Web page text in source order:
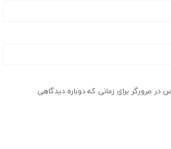
در مرورگر برای زمانی که دوباره دیدگاهی